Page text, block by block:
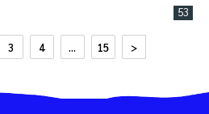
53
3 4 ... 15 >